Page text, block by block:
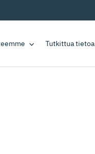
Tutkittua tietoa